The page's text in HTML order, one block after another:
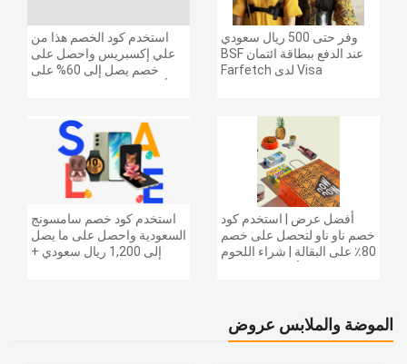
استخدم كود الخصم هذا من
علي إكسبريس واحصل على
خصم يصل إلى 60% على
بقيمة 155 دولارًا أمريكيًا على
الطلبات التي تزيد قيمتها عن
1425 ريالًا سعوديًا | شحن مج
وفر حتى 500 ريال سعودي
عند الدفع ببطاقة ائتمان BSF
Visa لدى Farfetch
استخدم كود خصم سامسونج
السعودية واحصل على ما يصل
إلى 1,200 ريال سعودي +
أفضل عرض | استخدم كود
خصم ناو ناو لتحصل على خصم
80٪ على البقالة | شراء اللحوم
الموضة والملابس عروض